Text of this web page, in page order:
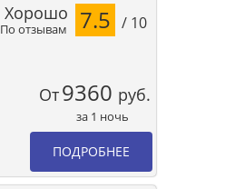
По отзывам
Хорошо 7.5 / 10
От9360 руб.
за 1 ночь
ПОДРОБНЕЕ